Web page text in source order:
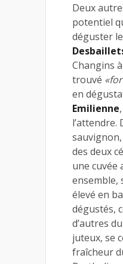
Deux
potentiel
déguster
Changins
trouvé
en
Emilienne
l’attendre.
des deux
une cuvée
ensemble,
élevé en
dégustés,
d’autres
juteux, se
fraîcheur